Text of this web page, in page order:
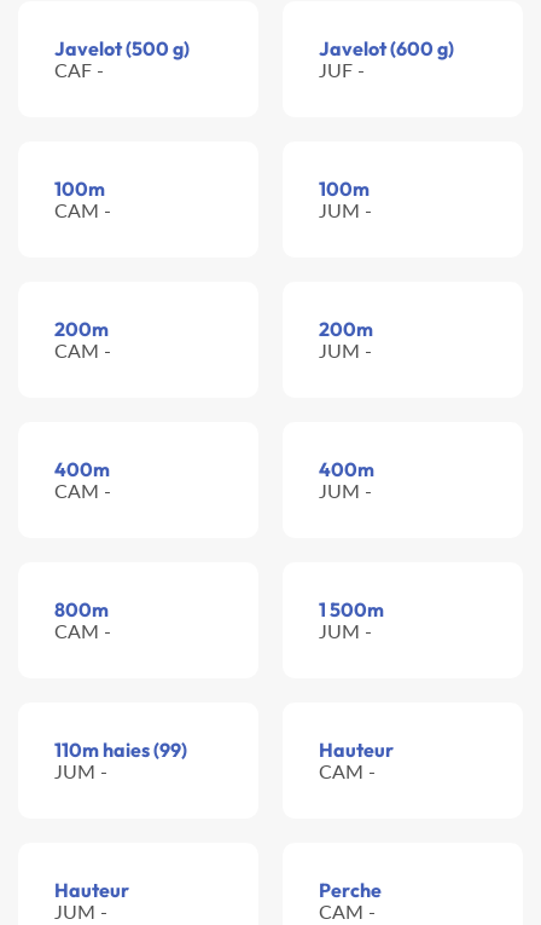
Javelot (500 g)
CAF -
Javelot (600 g)
JUF -
100m
CAM -
100m
JUM -
200m
CAM -
200m
JUM -
400m
CAM -
400m
JUM -
800m
CAM -
1 500m
JUM -
110m haies (99)
JUM -
Hauteur
CAM -
Hauteur
JUM -
Perche
CAM -